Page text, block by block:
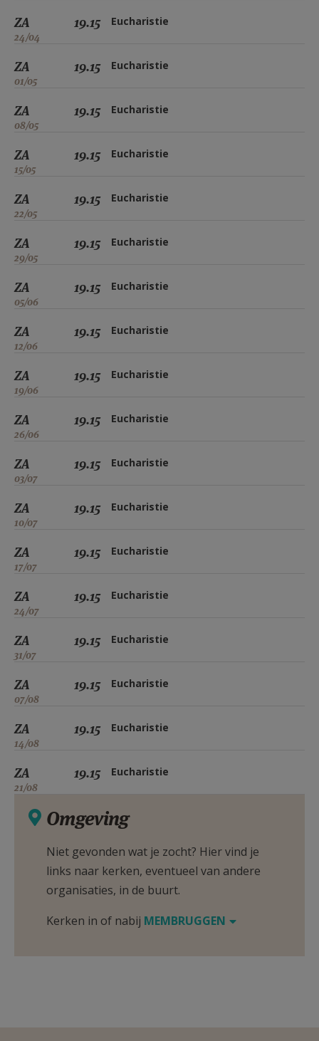
ZA
24/04
19.15 Eucharistie
ZA
01/05
19.15 Eucharistie
ZA
08/05
19.15 Eucharistie
ZA
15/05
19.15 Eucharistie
ZA
22/05
19.15 Eucharistie
ZA
29/05
19.15 Eucharistie
ZA
05/06
19.15 Eucharistie
ZA
12/06
19.15 Eucharistie
ZA
19/06
19.15 Eucharistie
ZA
26/06
19.15 Eucharistie
ZA
03/07
19.15 Eucharistie
ZA
10/07
19.15 Eucharistie
ZA
17/07
19.15 Eucharistie
ZA
24/07
19.15 Eucharistie
ZA
31/07
19.15 Eucharistie
ZA
07/08
19.15 Eucharistie
ZA
14/08
19.15 Eucharistie
ZA
21/08
19.15 Eucharistie
Omgeving
Niet gevonden wat je zocht? Hier vind je
links naar kerken, eventueel van andere
organisaties, in de buurt.
Kerken in of nabij MEMBRUGGEN